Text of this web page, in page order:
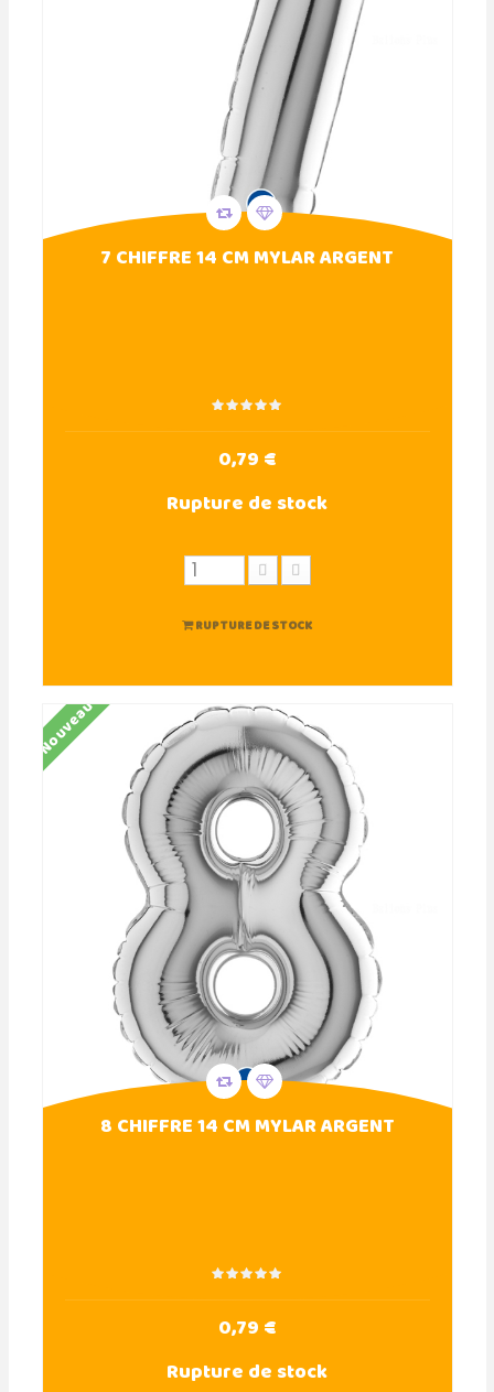
7 CHIFFRE 14 CM MYLAR ARGENT
0,79 €
Rupture de stock
RUPTURE DE STOCK
Nouveau
8 CHIFFRE 14 CM MYLAR ARGENT
0,79 €
Rupture de stock